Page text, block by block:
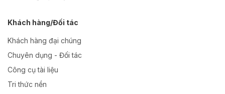
Khách hàng/Đối tác
Khách hàng đại chúng
Chuyên dụng - Đối tác
Công cụ tài liệu
Tri thức nền